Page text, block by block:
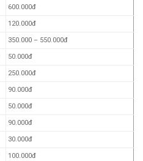
600.000đ
120.000đ
350.000 – 550.000đ
50.000đ
250.000đ
90.000đ
50.000đ
90.000đ
30.000đ
100.000đ